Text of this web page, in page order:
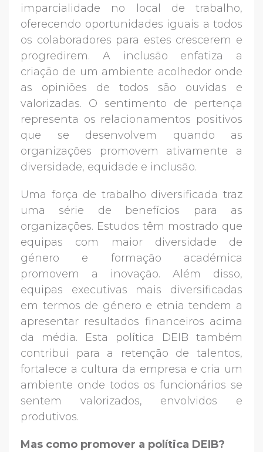
imparcialidade no local de trabalho,
oferecendo oportunidades iguais a todos
os colaboradores para estes crescerem e
progredirem. A inclusão enfatiza a
criação de um ambiente acolhedor onde
as opiniões de todos são ouvidas e
valorizadas. O sentimento de pertença
representa os relacionamentos positivos
que se desenvolvem quando as
organizações promovem ativamente a
diversidade, equidade e inclusão.
Uma força de trabalho diversificada traz
uma série de benefícios para as
organizações. Estudos têm mostrado que
equipas com maior diversidade de
género e formação académica
promovem a inovação. Além disso,
equipas executivas mais diversificadas
em termos de género e etnia tendem a
apresentar resultados financeiros acima
da média. Esta política DEIB também
contribui para a retenção de talentos,
fortalece a cultura da empresa e cria um
ambiente onde todos os funcionários se
sentem valorizados, envolvidos e
produtivos.
Mas como promover a política DEIB?